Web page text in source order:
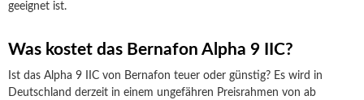
geeignet ist.
Was kostet das Bernafon Alpha 9 IIC?
Ist das Alpha 9 IIC von Bernafon teuer oder günstig? Es wird in
Deutschland derzeit in einem ungefähren Preisrahmen von ab